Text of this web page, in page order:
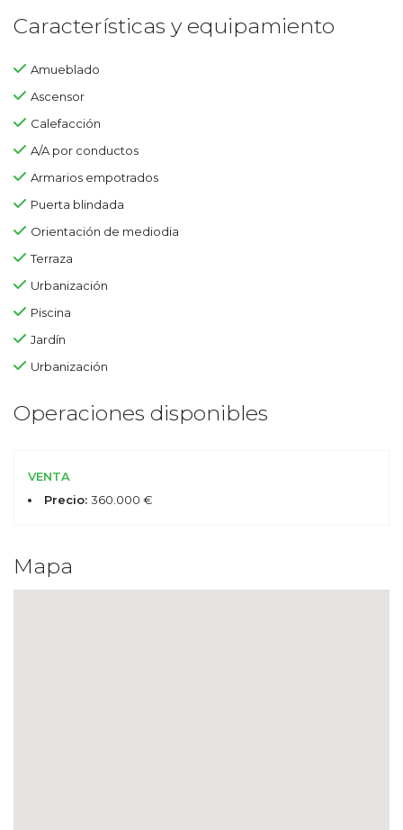
Características y equipamiento
Amueblado
Ascensor
Calefacción
A/A por conductos
Armarios empotrados
Puerta blindada
Orientación de mediodia
Terraza
Urbanización
Piscina
Jardín
Urbanización
Operaciones disponibles
VENTA
Precio: 360.000 €
Mapa